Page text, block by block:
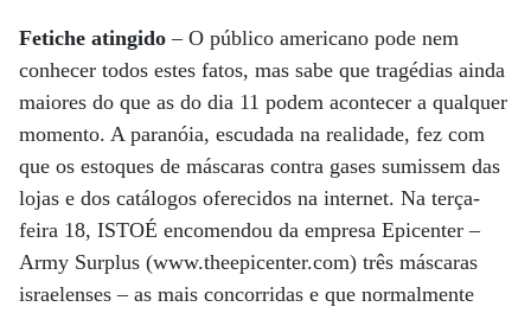
Fetiche atingido – O público americano pode nem
conhecer todos estes fatos, mas sabe que tragédias ainda
maiores do que as do dia 11 podem acontecer a qualquer
momento. A paranóia, escudada na realidade, fez com
que os estoques de máscaras contra gases sumissem das
lojas e dos catálogos oferecidos na internet. Na terça-
feira 18, ISTOÉ encomendou da empresa Epicenter –
Army Surplus (www.theepicenter.com) três máscaras
israelenses – as mais concorridas e que normalmente